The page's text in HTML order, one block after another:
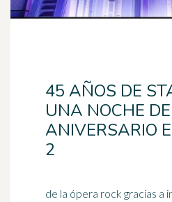
45 AÑOS DE
UNA NOCHE DE
ANIVERSARIO
2
de la ópera rock gracias a